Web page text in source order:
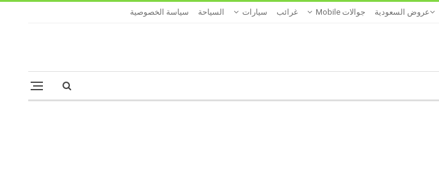
عروض السعودية جوالات Mobile غرائب سيارات السياحة سياسة الخصوصية